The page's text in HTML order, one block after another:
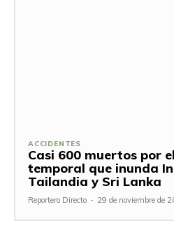
ACCIDENTES
Casi 600 muertos por
temporal que inunda
Tailandia y Sri Lanka
Reportero Directo - 29 de noviembre de